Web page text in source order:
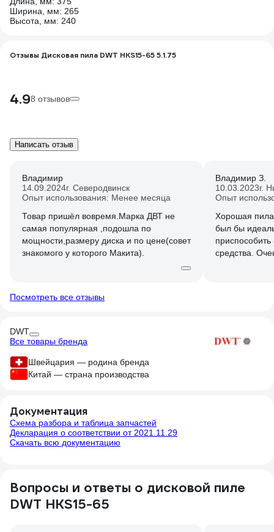
Ширина, мм: 265
Высота, мм: 240
Отзывы Дисковая пила DWT HKS15-65 5.1.75
4.98 отзывов
Написать отзыв
Владимир
14.09.2024г. Северодвинск
Опыт использования: Менее месяца
Товар пришёл вовремя.Марка ДВТ не
самая популярная ,подошла по
мощности,размеру диска и по цене(совет
знакомого у которого Макита).
Владимир З.
10.03.2023г.
Опыт
Хорошая
был бы
средства.
Посмотреть все отзывы
DWT
Все товары бренда
Швейцария — родина бренда
Китай — страна производства
Документация
Схема разбора и таблица запчастей
Декларация о соответствии от 2021.11.29
Скачать всю документацию
Вопросы и ответы о дисковой пиле
DWT HKS15-65